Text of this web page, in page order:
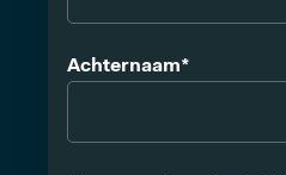
Achternaam*